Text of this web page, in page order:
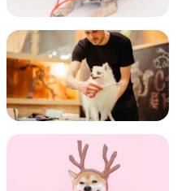
健康
お手入れ